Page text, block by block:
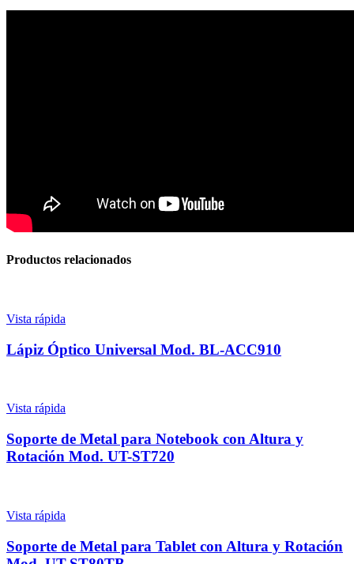
Productos relacionados
Vista rápida
Lápiz Óptico Universal Mod. BL-ACC910
Vista rápida
Soporte de Metal para Notebook con Altura y
Rotación Mod. UT-ST720
Vista rápida
Soporte de Metal para Tablet con Altura y Rotación